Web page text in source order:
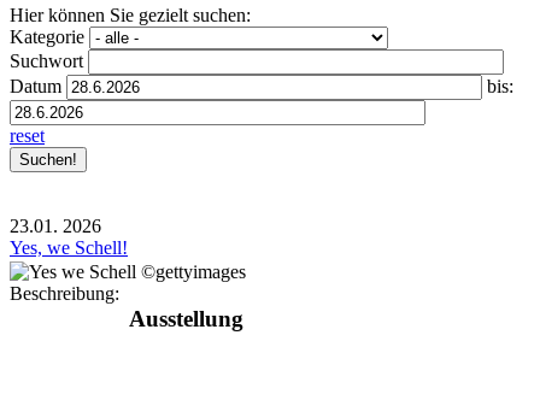
Hier können Sie gezielt suchen:
Kategorie
Suchwort
Datum
bis:
reset
23.01. 2026
Yes, we Schell!
Beschreibung:
Ausstellung